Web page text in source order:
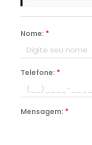
Nome: *
Telefone: *
Mensagem: *